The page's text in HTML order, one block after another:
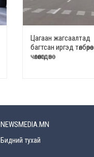
Цагаан жагсаалтад
багтсан иргэд төлбөрөөс
чөлөөлөгдөнө
NEWSMEDIA.MN
Бидний тухай